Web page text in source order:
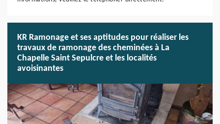
KR Ramonage et ses aptitudes pour réaliser les
travaux de ramonage des cheminées à La
Chapelle Saint Sepulcre et les localités
avoisinantes